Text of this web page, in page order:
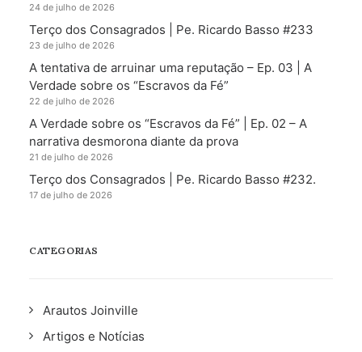
24 de julho de 2026
Terço dos Consagrados | Pe. Ricardo Basso #233
23 de julho de 2026
A tentativa de arruinar uma reputação – Ep. 03 | A
Verdade sobre os “Escravos da Fé”
22 de julho de 2026
A Verdade sobre os “Escravos da Fé” | Ep. 02 – A
narrativa desmorona diante da prova
21 de julho de 2026
Terço dos Consagrados | Pe. Ricardo Basso #232.
17 de julho de 2026
CATEGORIAS
Arautos Joinville
Artigos e Notícias